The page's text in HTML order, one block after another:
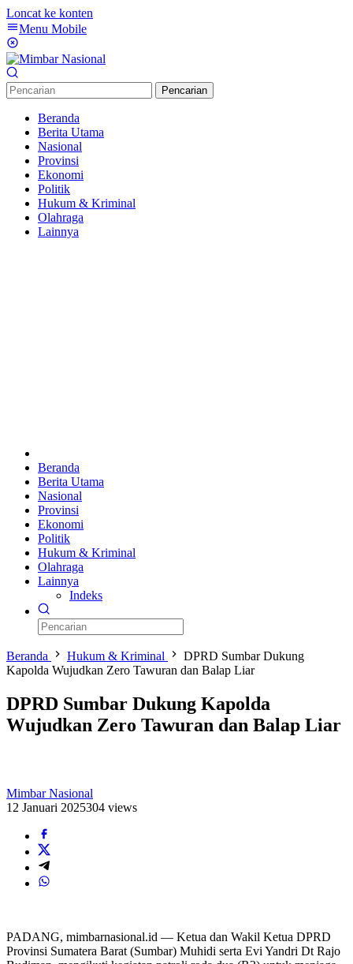
Loncat ke konten
Menu Mobile
Pencarian
Beranda
Berita Utama
Nasional
Provinsi
Ekonomi
Politik
Hukum & Kriminal
Olahraga
Lainnya
Beranda
Berita Utama
Nasional
Provinsi
Ekonomi
Politik
Hukum & Kriminal
Olahraga
Lainnya
Indeks
Beranda Hukum & Kriminal
DPRD Sumbar Dukung
Kapolda Wujudkan Zero Tawuran dan Balap Liar
DPRD Sumbar Dukung Kapolda
Wujudkan Zero Tawuran dan Balap Liar
Mimbar Nasional
12 Januari 2025304 views
PADANG, mimbarnasional.id — Ketua dan Wakil Ketua DPRD
Provinsi Sumatera Barat (Sumbar) Muhidi serta Evi Yandri Dt Rajo